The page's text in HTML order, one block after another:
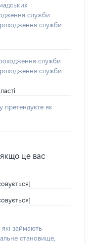
служби
служби
служби
служби
претендуєте як
якщо це вас
займають
становище,